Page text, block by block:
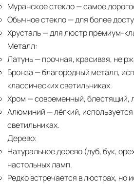
Муранское стекло— самое
Обычное стекло— для более
Хрусталь— для люстр премиум-
Металл:
Латунь— прочная, красивая, не
Бронза — благородный металл,
классических светильниках.
Хром — современный, блестящий,
Алюминий — лёгкий,
светильниках.
Дерево:
Натуральное дерево (дуб, бук,
настольных ламп.
Редко встречается в люстрах, но